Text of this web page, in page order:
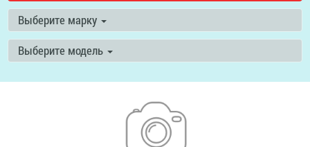
Выберите марку
Выберите модель